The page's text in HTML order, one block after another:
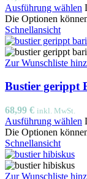
Ausführung wählen
Die Optionen
Schnellansicht
Zur Wunschliste
Bustier gerippt
68,99 € inkl. MwSt.
Ausführung wählen
Die Optionen
Schnellansicht
Zur Wunschliste